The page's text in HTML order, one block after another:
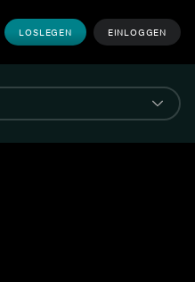
LOSLEGEN EINLOGGEN